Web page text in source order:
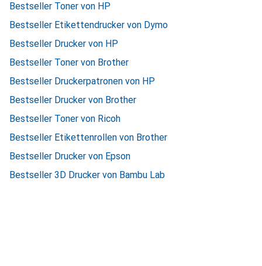
Bestseller Toner von HP
Bestseller Etikettendrucker von Dymo
Bestseller Drucker von HP
Bestseller Toner von Brother
Bestseller Druckerpatronen von HP
Bestseller Drucker von Brother
Bestseller Toner von Ricoh
Bestseller Etikettenrollen von Brother
Bestseller Drucker von Epson
Bestseller 3D Drucker von Bambu Lab